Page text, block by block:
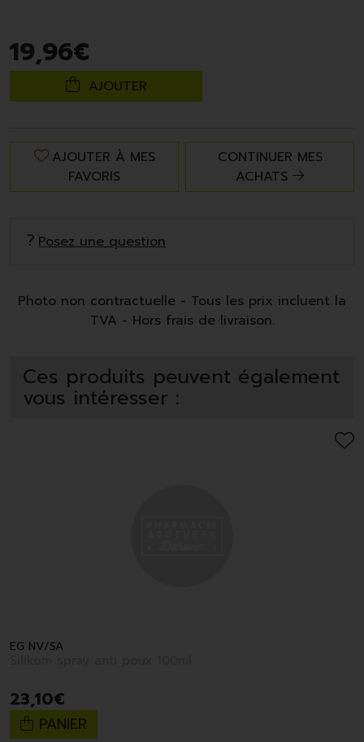
19,96€
AJOUTER
AJOUTER À MES
FAVORIS
CONTINUER MES
ACHATS
Posez une question
Photo non contractuelle - Tous les prix incluent la
TVA - Hors frais de livraison.
Ces produits peuvent également
vous intéresser :
EG NV/SA
23,10€
PANIER